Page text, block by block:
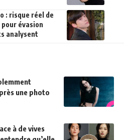
: risque réel de
évasion
analysent
une photo
à de vives